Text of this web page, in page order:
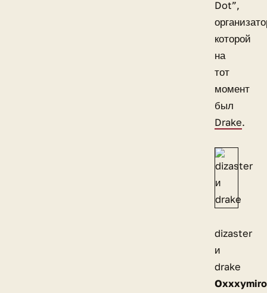
Dot”,
которой
на
тот
момент
был
Drake.
dizaster
и
drake